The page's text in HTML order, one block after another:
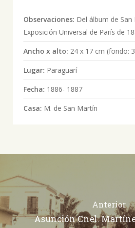
Observaciones: Del álbum de
Exposición Universal de París de
Ancho x alto: 24 x 17 cm (fondo:
Lugar: Paraguarí
Fecha: 1886- 1887
Casa: M. de San Martín
Anterior
Asunción Cnel.